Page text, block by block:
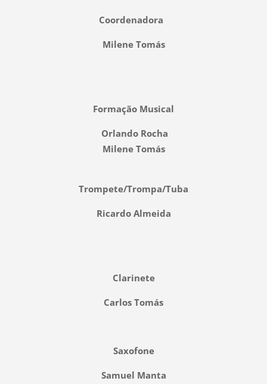
Coordenadora
Milene Tomás
Formação Musical
Orlando Rocha
Milene Tomás
Trompete/Trompa/Tuba
Ricardo Almeida
Clarinete
Carlos Tomás
Saxofone
Samuel Manta